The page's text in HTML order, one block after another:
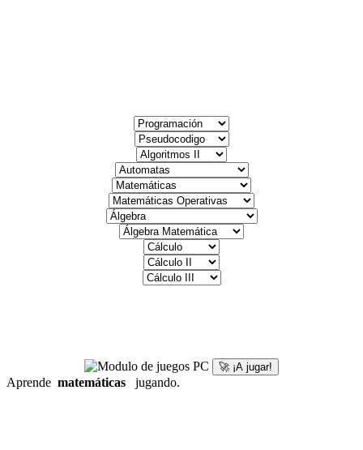
🚀 ¡A jugar!
Aprende matemáticas jugando.